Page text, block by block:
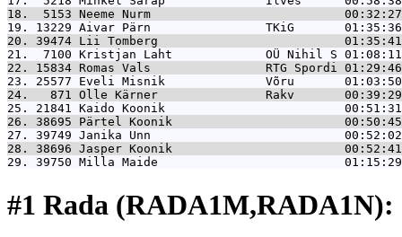
18.  5153 Neeme Nurm                           00:32:27
19. 13229 Aivar Pärn                TKiG       01:35:36
20. 39474 Lii Tomberg                          01:35:41
21.  7100 Kristjan Laht             OÜ Nihil S 01:08:11
22. 15834 Romas Vals                RTG Spordi 01:29:46
23. 25577 Eveli Misnik              Võru       01:03:50
24.   871 Olle Kärner               Rakv       00:39:29
25. 21841 Kaido Koonik                         00:51:31
26. 38695 Pärtel Koonik                        00:50:45
27. 39749 Janika Unn                           00:52:02
28. 38696 Jasper Koonik                        00:52:41
29. 39750 Milla Maide                          01:15:29
#1 Rada